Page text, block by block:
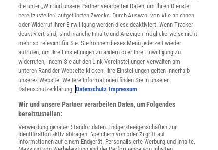
Mediadaten
Datenschutz
Nutzungsbedingungen
Cookie-Einstellungen
Utiq verwalten
Nutzungsbasierte Onlinewerbung
Alle Artikel
Impressum
Angebote für Schulen
Angebote für Institutionen
Sprachen lernen mit Gymglish
Lexika
die unter „Wir und unsere Partner verarbeiten Daten, um Ihnen Dienste
bereitzustellen“ aufgeführten Zwecke. Durch Auswahl von Alle ablehnen
oder Widerruf Ihrer Einwilligung werden diese deaktiviert. Wenn Tracker
deaktiviert sind, sind manche Inhalte und Anzeigen möglicherweise nicht
mehr so relevant für Sie. Sie können dieses Menü jederzeit wieder
aufrufen, um Ihre Einstellungen zu ändern oder Ihre Einwilligung zu
widerrufen, indem Sie auf den Link Voreinstellungen verwalten am
unteren Rand der Webseite klicken. Ihre Einstellungen gelten innerhalb
unseres Website. Weitere Informationen finden Sie in unserer
Datenschutzerklärung. Datenschutz Impressum
Wir und unsere Partner verarbeiten Daten, um Folgendes
bereitzustellen:
Verwendung genauer Standortdaten. Endgeräteeigenschaften zur
Identifikation aktiv abfragen. Speichern von oder Zugriff auf
Informationen auf einem Endgerät. Personalisierte Werbung und Inhalte,